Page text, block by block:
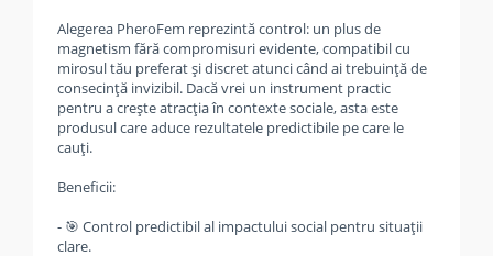
Alegerea PheroFem reprezintă control: un plus de
magnetism fără compromisuri evidente, compatibil cu
mirosul tău preferat și discret atunci când ai trebuință de
consecință invizibil. Dacă vrei un instrument practic
pentru a crește atracția în contexte sociale, asta este
produsul care aduce rezultatele predictibile pe care le
cauți.
Beneficii:
- 🎯 Control predictibil al impactului social pentru situații
clare.